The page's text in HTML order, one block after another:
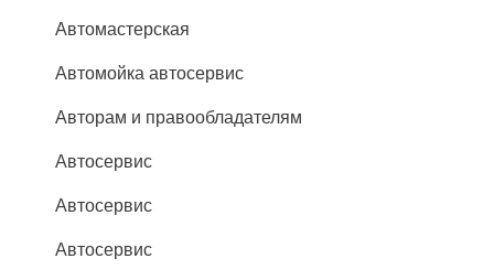
Автомастерская
Автомойка автосервис
Авторам и правообладателям
Автосервис
Автосервис
Автосервис